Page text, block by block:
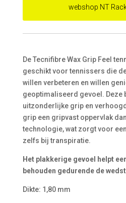
webshop NT
De Tecnifibre Wax Grip Feel
geschikt voor tennissers die
willen verbeteren en willen
geoptimaliseerd gevoel. Deze
uitzonderlijke grip en
grip een gripvast oppervlak
technologie, wat zorgt voor
zelfs bij transpiratie.
Het plakkerige gevoel helpt
behouden gedurende de
Dikte: 1,80 mm